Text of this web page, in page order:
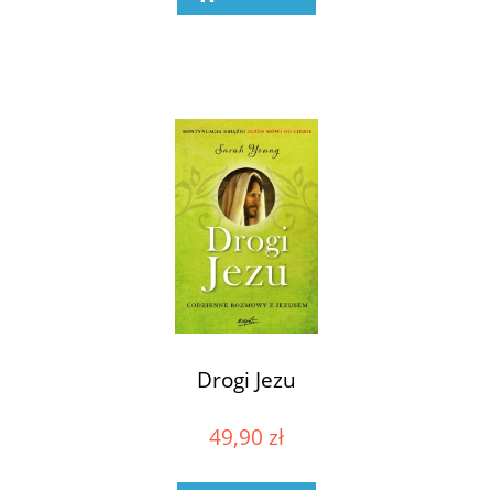
Drogi Jezu
49,90 zł